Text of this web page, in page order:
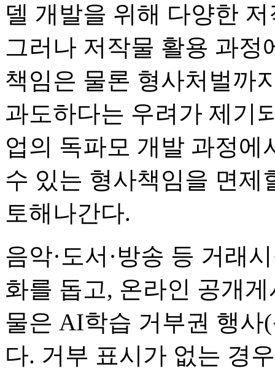
델 개발을 위해 다양한
그러나 저작물 활용 과정
책임은 물론 형사처벌까
과도하다는 우려가 제기
업의 독파모 개발 과정에
수 있는 형사책임을 면제
토해나간다.
음악·도서·방송 등 거래
화를 돕고, 온라인 공개
물은 AI학습 거부권 행사
다. 거부 표시가 없는 경